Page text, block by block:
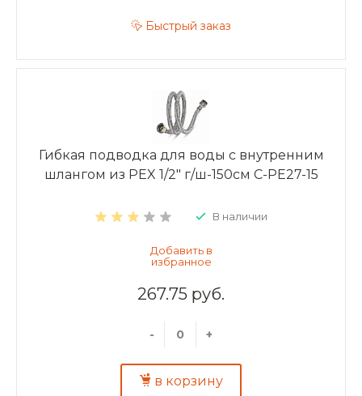
Быстрый заказ
Гибкая подводка для воды с внутренним
шлангом из PEX 1/2" г/ш-150см C-PE27-15
В наличии
267.75 руб.
- +
в корзину